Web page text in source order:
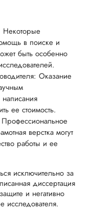
Некоторые
в поиске и
быть особенно
Оказание
ее стоимость.
Профессиональное
верстка могут
работы и ее
исключительно за
диссертация
и негативно
исследователя.